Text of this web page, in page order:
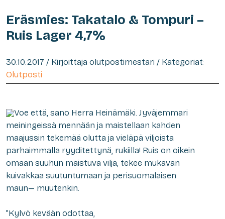
Eräsmies: Takatalo & Tompuri –
Ruis Lager 4,7%
30.10.2017 / Kirjoittaja olutpostimestari / Kategoriat:
Olutposti
Voe että, sano Herra Heinämäki. Jyväjemmari
meiningeissä mennään ja maistellaan kahden
maajussin tekemää olutta ja vieläpä viljoista
parhaimmalla ryyditettynä, rukiilla! Ruis on oikein
omaan suuhun maistuva vilja, tekee mukavan
kuivakkaa suutuntumaan ja perisuomalaisen
maun— muutenkin.
”Kylvö kevään odottaa,